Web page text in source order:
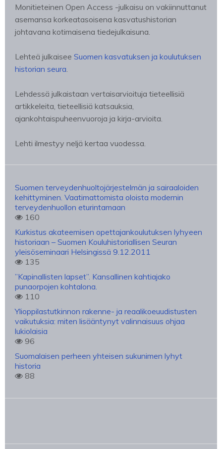
Monitieteinen Open Access -julkaisu on vakiinnuttanut
asemansa korkeatasoisena kasvatushistorian
johtavana kotimaisena tiedejulkaisuna.
Lehteä julkaisee Suomen kasvatuksen ja koulutuksen
historian seura
Lehdessä julkaistaan vertaisarvioituja tieteellisiä
artikkeleita, tieteellisiä katsauksia,
ajankohtaispuheenvuoroja ja kirja-arvioita.
Lehti ilmestyy neljä kertaa vuodessa.
Suomen terveydenhuoltojärjestelmän ja sairaaloiden
kehittyminen. Vaatimattomista oloista modernin
terveydenhuollon eturintamaan
160
Kurkistus akateemisen opettajankoulutuksen lyhyeen
historiaan – Suomen Kouluhistoriallisen Seuran
yleisöseminaari Helsingissä 9.12.2011
135
”Kapinallisten lapset”. Kansallinen kahtiajako
punaorpojen kohtalona.
110
Ylioppilastutkinnon rakenne- ja reaalikoeuudistusten
vaikutuksia: miten lisääntynyt valinnaisuus ohjaa
lukiolaisia
96
Suomalaisen perheen yhteisen sukunimen lyhyt
historia
88